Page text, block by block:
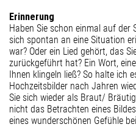
Erinnerung
Haben Sie schon einmal auf der
sich spontan an eine Situation
war? Oder ein Lied gehört, das
zurückgeführt hat? Ein Wort,
Ihnen klingeln ließ? So halte ich
Hochzeitsbilder nach Jahren
Sie sich wieder als Braut/
nicht das Betrachten eines
eines wunderschönen Gefühle